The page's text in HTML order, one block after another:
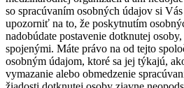
so spracúvaním osobných údajov si
upozorniť na to, že poskytnutím
nadobúdate postavenie dotknutej
spojenými. Máte právo na od tejto
osobným údajom, ktoré sa jej týkajú,
vymazanie alebo obmedzenie